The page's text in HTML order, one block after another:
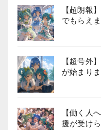
【超朗報
でもらえ
【超号外
が始まり
【働く人
援が受け